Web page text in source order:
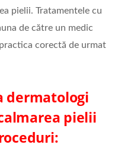
pielii. Tratamentele cu
de către un medic
corectă de urmat
dermatologi
pielii